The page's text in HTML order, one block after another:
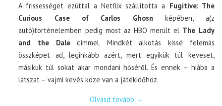
A frissességet ezúttal a Netflix szállította a Fugitive: The
Curious Case of Carlos Ghosn képében, a(z
autó)történelemben pedig most az HBO merült el The Lady
and the Dalecímmel. Mindkét alkotás kissé felemás
összképet ad, leginkább azért, mert egyikük túl keveset,
másikuk túl sokat akar mondani hőséről. És ennek – hiába a
látszat – vajmi kevés köze van a játékidőhöz.
Olvasd tovább →